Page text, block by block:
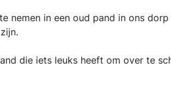
nemen in een oud pand in ons
die iets leuks heeft om over te